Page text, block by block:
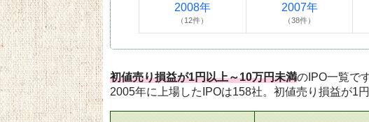
2008年
（12件）
2007年
（38件）
初値売り損益が1円以上～10万円未満のIPO一覧です
2005年に上場したIPOは158社。初値売り損益が1